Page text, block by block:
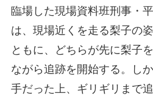
臨場した現場資料班刑事・
は、現場近くを走る梨子の
ともに、どちらが先に梨子
ながら追跡を開始する。し
手だった上、ギリギリまで